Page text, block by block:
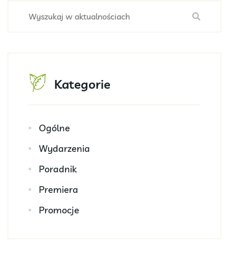
Kategorie
Ogólne
Wydarzenia
Poradnik
Premiera
Promocje